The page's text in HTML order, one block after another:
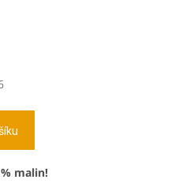
malin!